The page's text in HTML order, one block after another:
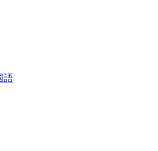
語